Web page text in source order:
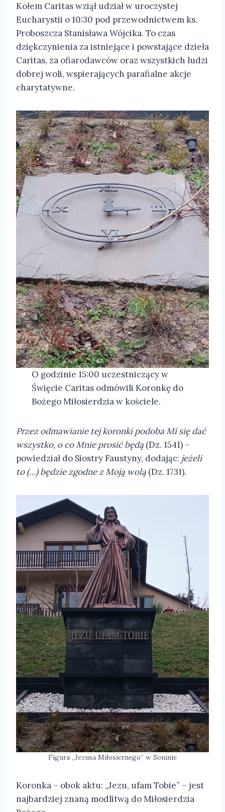
Kołem Caritas wziął udział w uroczystej
Eucharystii o 10:30 pod przewodnictwem ks.
Proboszcza Stanisława Wójcika. To czas
dziękczynienia za istniejące i powstające dzieła
Caritas, za ofiarodawców oraz wszystkich ludzi
dobrej woli, wspierających parafialne akcje
charytatywne.
O godzinie 15:00 uczestniczący w
Święcie Caritas odmówili Koronkę do
Bożego Miłosierdzia w kościele.
Przez odmawianie tej koronki podoba Mi się dać
wszystko, o co Mnie prosić będą (Dz. 1541) –
powiedział do Siostry Faustyny, dodając: jeżeli
to (…) będzie zgodne z Moją wolą (Dz. 1731).
Figura „Jezusa Miłosiernego” w Soninie
Koronka – obok aktu: „Jezu, ufam Tobie” – jest
najbardziej znaną modlitwą do Miłosierdzia